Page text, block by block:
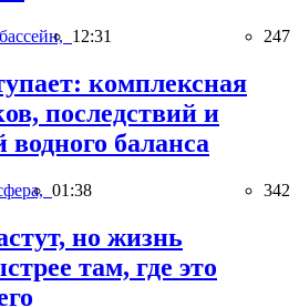
12:31 247
комплексная
последствий и
водного баланса
01:38 342
но жизнь
там, где это